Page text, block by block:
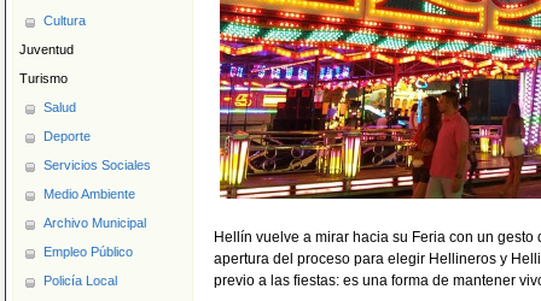
Cultura
Juventud
Turismo
Salud
Deporte
Servicios Sociales
Medio Ambiente
Archivo Municipal
Empleo Público
Policía Local
Hellín vuelve a mirar hacia su Feria con un
apertura del proceso para elegir Hellineros y
previo a las fiestas: es una forma de mantener